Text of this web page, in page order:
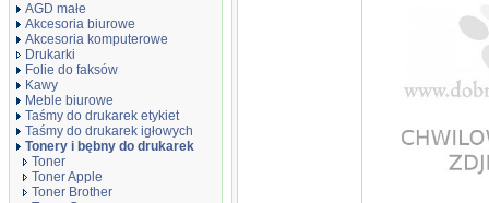
AGD małe
Akcesoria biurowe
Akcesoria komputerowe
Drukarki
Folie do faksów
Kawy
Meble biurowe
Taśmy do drukarek etykiet
Taśmy do drukarek igłowych
Tonery i bębny do drukarek
Toner
Toner Apple
Toner Brother